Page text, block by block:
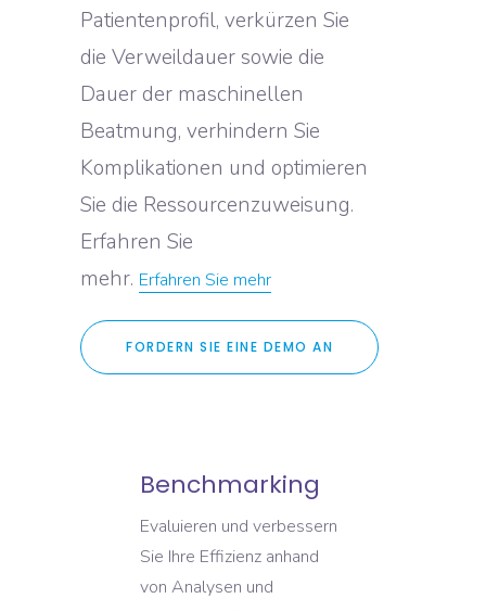
Patientenprofil, verkürzen Sie
die Verweildauer sowie die
Dauer der maschinellen
Beatmung, verhindern Sie
Komplikationen und optimieren
Sie die Ressourcenzuweisung.
Erfahren Sie
mehr. Erfahren Sie mehr
FORDERN SIE EINE DEMO AN
Benchmarking
Evaluieren und verbessern
Sie Ihre Effizienz anhand
von Analysen und